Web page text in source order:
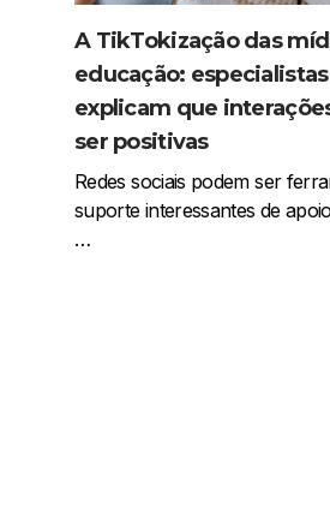
A TikTokização das
educação: especialistas
explicam que
ser positivas
Redes sociais podem ser
suporte interessantes de
…